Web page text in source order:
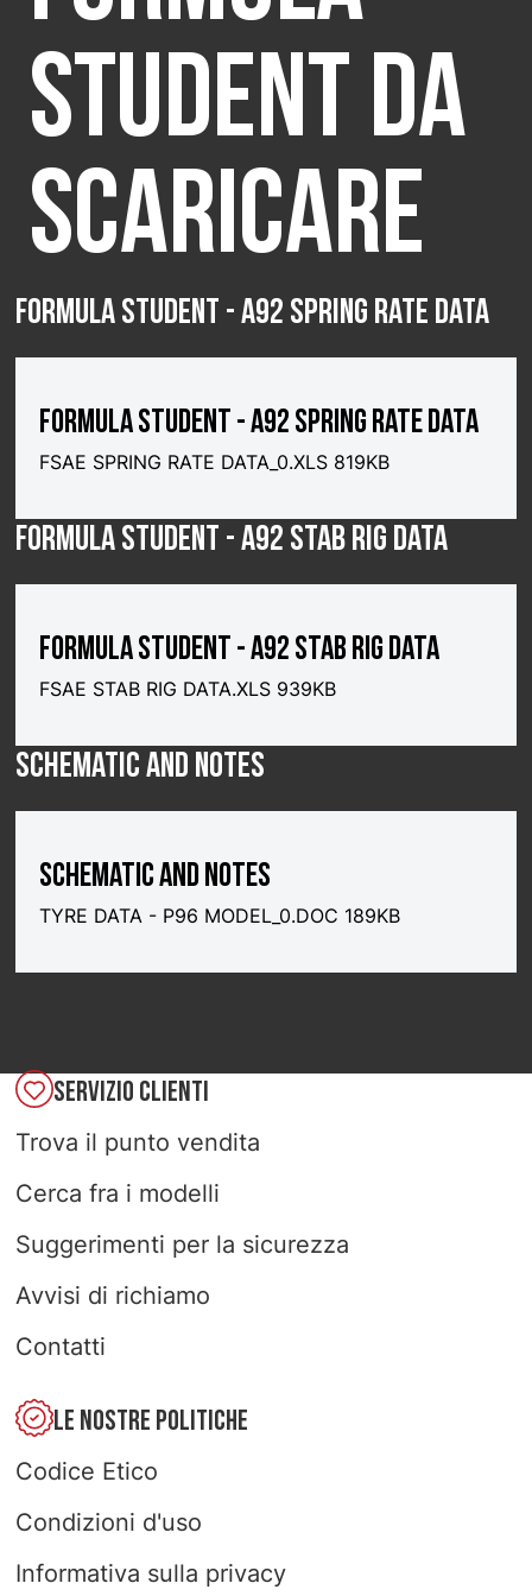
Student da
scaricare
FORMULA STUDENT - A92 SPRING RATE DATA
FORMULA STUDENT - A92 SPRING RATE DATA
FSAE SPRING RATE DATA_0.XLS 819KB
FORMULA STUDENT - A92 STAB RIG DATA
FORMULA STUDENT - A92 STAB RIG DATA
FSAE STAB RIG DATA.XLS 939KB
SCHEMATIC AND NOTES
SCHEMATIC AND NOTES
TYRE DATA - P96 MODEL_0.DOC 189KB
SERVIZIO CLIENTI
Trova il punto vendita
Cerca fra i modelli
Suggerimenti per la sicurezza
Avvisi di richiamo
Contatti
LE NOSTRE POLITICHE
Codice Etico
Condizioni d'uso
Informativa sulla privacy